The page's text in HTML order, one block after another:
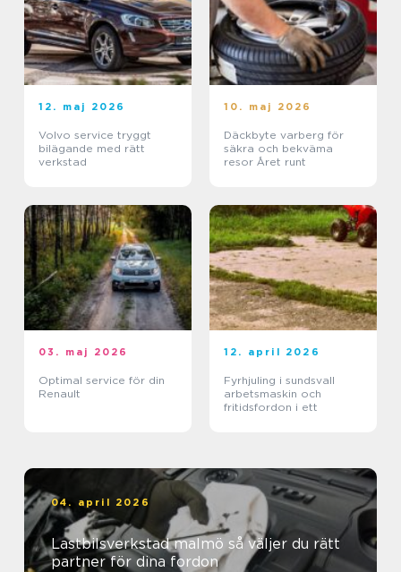
12. maj 2026
Volvo service tryggt
bilägande med rätt
verkstad
10. maj 2026
Däckbyte varberg för
säkra och bekväma
resor Året runt
03. maj 2026
Optimal service för din
Renault
12. april 2026
Fyrhjuling i sundsvall
arbetsmaskin och
fritidsfordon i ett
04. april 2026
Lastbilsverkstad malmö så väljer du rätt
partner för dina fordon